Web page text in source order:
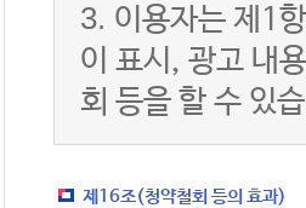
3. 이용자는 제1
이 표시, 광고 내
회 등을 할 수 있
제16조(청약철회 등의 효과)